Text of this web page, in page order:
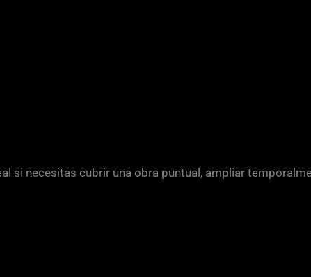
si necesitas cubrir una obra puntual, ampliar